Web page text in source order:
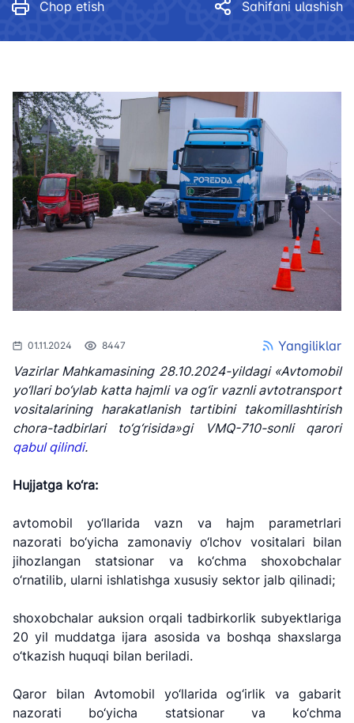
Chop etish Sahifani ulashish
01.11.2024 8447
Yangiliklar
Vazirlar Mahkamasining 28.10.2024-yildagi «Avtomobil
yo‘llari bo‘ylab katta hajmli va og‘ir vaznli avtotransport
vositalarining harakatlanish tartibini takomillashtirish
chora-tadbirlari to‘g‘risida»gi VMQ-710-sonli qarori
qabul qilindi.
Hujjatga ko‘ra:
avtomobil yo‘llarida vazn va hajm parametrlari
nazorati bo‘yicha zamonaviy o‘lchov vositalari bilan
jihozlangan statsionar va ko‘chma shoxobchalar
o‘rnatilib, ularni ishlatishga xususiy sektor jalb qilinadi;
shoxobchalar auksion orqali tadbirkorlik subyektlariga
20 yil muddatga ijara asosida va boshqa shaxslarga
o‘tkazish huquqi bilan beriladi.
Qaror bilan Avtomobil yo‘llarida og‘irlik va gabarit
nazorati bo‘yicha statsionar va ko‘chma